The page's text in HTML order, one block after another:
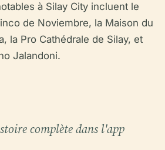
à Silay City incluent le
de Noviembre, la Maison du
la Pro Cathédrale de Silay, et
Jalandoni.
complète dans l'app